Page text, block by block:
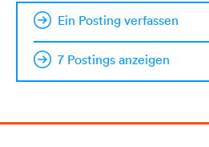
Ein Posting verfassen
7 Postings anzeigen